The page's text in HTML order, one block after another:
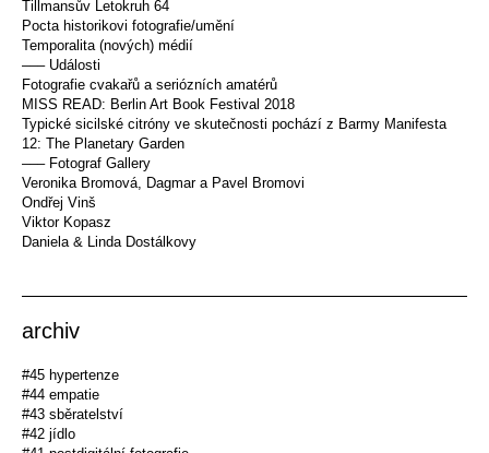
Tillmansův Letokruh 64
Pocta historikovi fotografie/umění
Temporalita (nových) médií
––– Události
Fotografie cvakařů a seriózních amatérů
MISS READ: Berlin Art Book Festival 2018
Typické sicilské citróny ve skutečnosti pochází z Barmy Manifesta
12: The Planetary Garden
––– Fotograf Gallery
Veronika Bromová, Dagmar a Pavel Bromovi
Ondřej Vinš
Viktor Kopasz
Daniela & Linda Dostálkovy
archiv
#45 hypertenze
#44 empatie
#43 sběratelství
#42 jídlo